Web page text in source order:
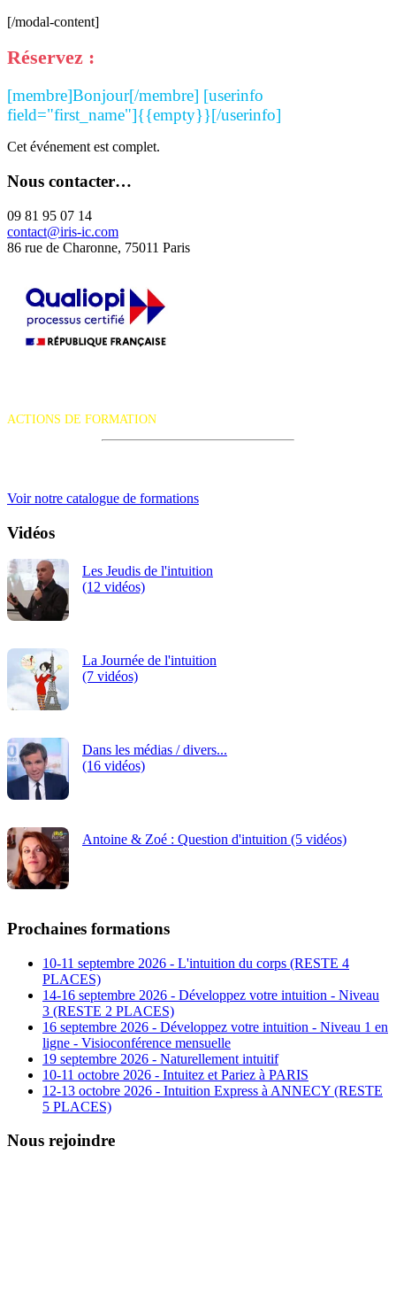
[/modal-content]
Réservez :
[membre]Bonjour[/membre] [userinfo
field="first_name"]{{empty}}[/userinfo]
Cet événement est complet.
Nous contacter…
09 81 95 07 14
contact@iris-ic.com
86 rue de Charonne, 75011 Paris
ACTIONS DE FORMATION
Voir notre catalogue de formations
Vidéos
Les Jeudis de l'intuition
(12 vidéos)
La Journée de l'intuition
(7 vidéos)
Dans les médias / divers...
(16 vidéos)
Antoine & Zoé : Question d'intuition (5 vidéos)
Prochaines formations
10-11 septembre 2026 - L'intuition du corps (RESTE 4
PLACES)
14-16 septembre 2026 - Développez votre intuition - Niveau
3 (RESTE 2 PLACES)
16 septembre 2026 - Développez votre intuition - Niveau 1 en
ligne - Visioconférence mensuelle
19 septembre 2026 - Naturellement intuitif
10-11 octobre 2026 - Intuitez et Pariez à PARIS
12-13 octobre 2026 - Intuition Express à ANNECY (RESTE
5 PLACES)
Nous rejoindre